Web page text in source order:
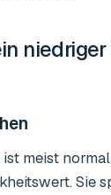
niedriger
ist meist
Sie